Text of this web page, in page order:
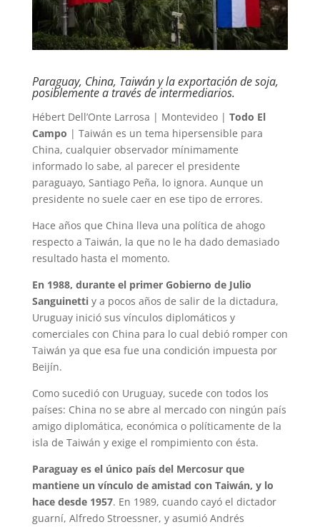
Paraguay, China, Taiwán y la exportación de soja,
posiblemente a través de intermediarios.
Hébert Dell’Onte Larrosa | Montevideo | Todo El
Campo | Taiwán es un tema hipersensible para
China, cualquier observador mínimamente
informado lo sabe, al parecer el presidente
paraguayo, Santiago Peña, lo ignora. Aunque un
presidente no suele caer en ese tipo de errores.
Hace años que China lleva una política de ahogo
respecto a Taiwán, la que no le ha dado demasiado
resultado hasta el momento.
En 1988, durante el primer Gobierno de Julio
Sanguinettiy a pocos años de salir de la dictadura,
Uruguay inició sus vínculos diplomáticos y
comerciales con China para lo cual debió romper con
Taiwán ya que esa fue una condición impuesta por
Beijín.
Como sucedió con Uruguay, sucede con todos los
países: China no se abre al mercado con ningún país
amigo diplomática, económica o políticamente de la
isla de Taiwán y exige el rompimiento con ésta.
Paraguay es el único país del Mercosur que
mantiene un vínculo de amistad con Taiwán, y lo
hace desde 1957. En 1989, cuando cayó el dictador
guarní, Alfredo Stroessner, y asumió Andrés